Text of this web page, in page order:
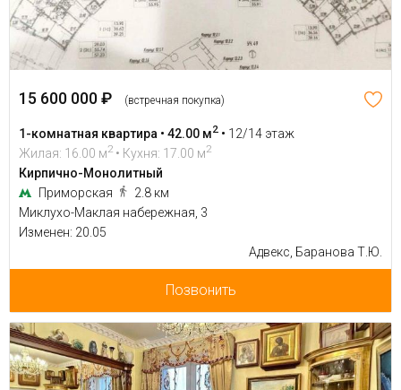
15 600 000 ₽ (встречная покупка)
1-комнатная квартира • 42.00 м2 • 12/14 этаж
Жилая: 16.00 м2 • Кухня: 17.00 м2
Кирпично-Монолитный
Приморская
2.8 км
Миклухо-Маклая набережная, 3
Изменен: 20.05
Адвекс, Баранова Т.Ю.
Позвонить